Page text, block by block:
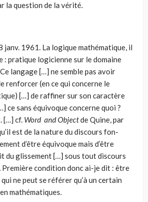
la question de la vérité.
janv. 1961. La logique mathématique, il
: pratique logicienne sur le domaine
langage […] ne semble pas avoir
renforcer (en ce qui concerne le
[…] de raffiner sur son caractère
ce sans équivoque concerne quoi ?
[…] cf. Word and Objectde Quine, par
est de la nature du discours fon­
d’être équivoque mais d’être
du glissement […] sous tout discours
Première condition donc ai-je dit : être
ne peut se référer qu’à un certain
mathématiques.